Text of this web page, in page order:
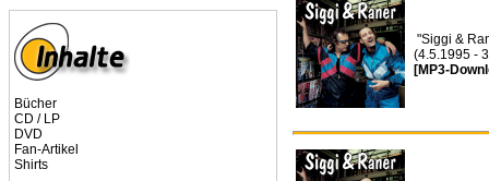
Bücher
CD / LP
DVD
Fan-Artikel
Shirts
"Siggi &
(4.5.1995 -
[MP3-